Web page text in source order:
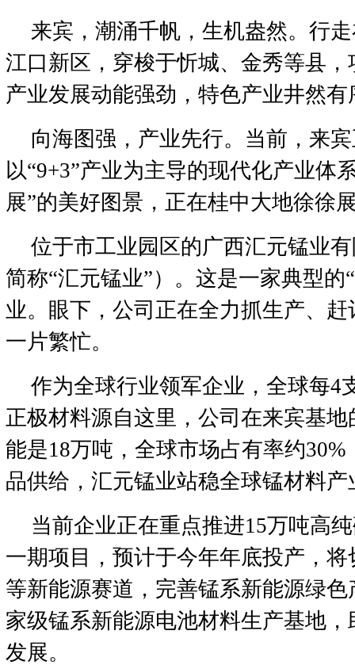
来宾，潮涌千帆，生机盎然。行
江口新区，穿梭于忻城、金秀等县
产业发展动能强劲，特色产业井然有
向海图强，产业先行。当前，来
以“9+3”产业为主导的现代化产业体
展”的美好图景，正在桂中大地徐徐
位于市工业园区的广西汇元锰业
简称“汇元锰业”）。这是一家典型的
业。眼下，公司正在全力抓生产、
一片繁忙。
作为全球行业领军企业，全球每4
正极材料源自这里，公司在来宾基
能是18万吨，全球市场占有率约
品供给，汇元锰业站稳全球锰材料
当前企业正在重点推进15万吨高
一期项目，预计于今年年底投产，
等新能源赛道，完善锰系新能源绿
家级锰系新能源电池材料生产基地
发展。